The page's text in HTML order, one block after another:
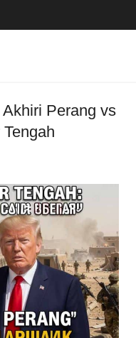
Perang vs